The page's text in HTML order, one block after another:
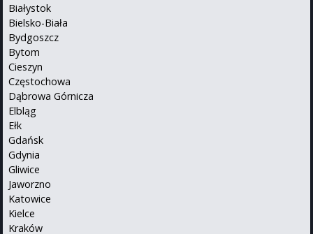
Białystok
Bielsko-Biała
Bydgoszcz
Bytom
Cieszyn
Częstochowa
Dąbrowa Górnicza
Elbląg
Ełk
Gdańsk
Gdynia
Gliwice
Jaworzno
Katowice
Kielce
Kraków